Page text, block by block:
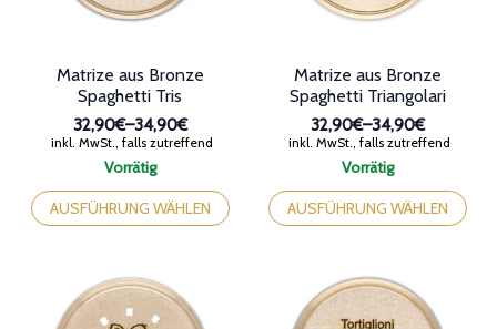
gewählt
Produktseite
Vorrätig
Matrize aus Bronze
Spaghetti Tris
32,90€–34,90€
Preisspanne:
32,90€
34,90€
inkl. MwSt., falls zutreffend
AUSFÜHRUNG WÄHLEN
Dieses
Produkt
weist
Vorrätig
Matrize aus Bronze
Spaghetti Triangolari
32,90€–34,90€
Preisspanne:
32,90€
34,90€
inkl. MwSt., falls zutreffend
AUSFÜHRUNG WÄHLEN
Dieses
Produkt
weist